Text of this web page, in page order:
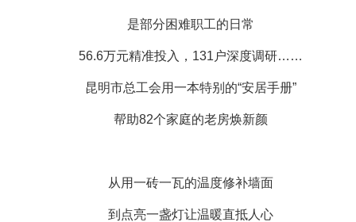
是部分困难职工的日常
56.6万元精准投入，131户深度调研……
昆明市总工会用一本特别的“安居手册”
帮助82个家庭的老房焕新颜
从用一砖一瓦的温度修补墙面
到点亮一盏灯让温暖直抵人心